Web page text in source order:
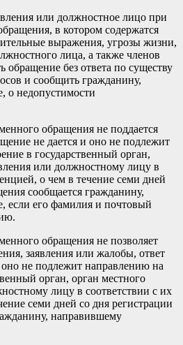
или должностное лицо при
в котором содержатся
выражения, угрозы жизни,
лица, а также членов
обращение без ответа по существу
и сообщить гражданину,
о недопустимости
обращения не поддается
не дается и оно не подлежит
в государственный орган,
или должностному лицу в
о чем в течение семи дней
сообщается гражданину,
если его фамилия и почтовый
обращения не позволяет
заявления или жалобы, ответ
не подлежит направлению на
орган, орган местного
лицу в соответствии с их
семи дней со дня регистрации
направившему